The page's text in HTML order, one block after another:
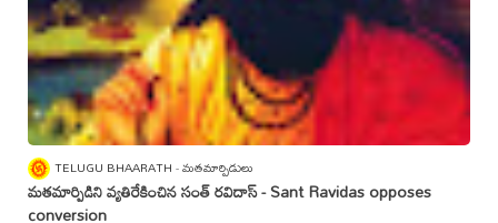
TELUGU BHAARATH మతమార్పిడులు
మతమార్పిడిని వ్యతిరేకించిన సంత్‌ రవిదాస్‌ - Sant Ravidas opposes
conversion